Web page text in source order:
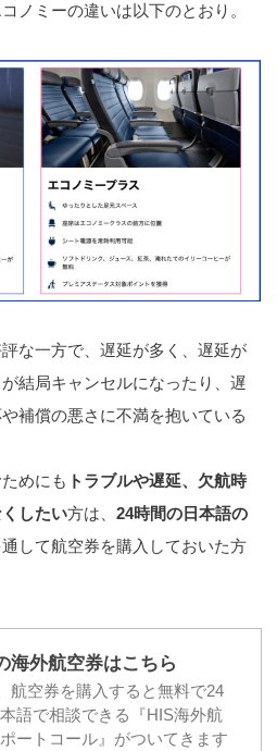
ノミーの違いは以下のとおり。
な一方で、遅延が多く、遅延が
結局キャンセルになったり、遅
補償の悪さに不満を抱いている
めにも トラブルや遅延、欠航時
したい方は、 24時間の日本語の
して航空券を購入しておいた方
海外航空券はこちら
航空券を購入すると無料で24
語で相談できる『HIS海外航
ートコール』がついてきます